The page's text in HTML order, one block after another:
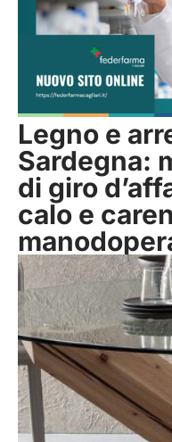
Legno e
Sardegna:
di giro
calo e